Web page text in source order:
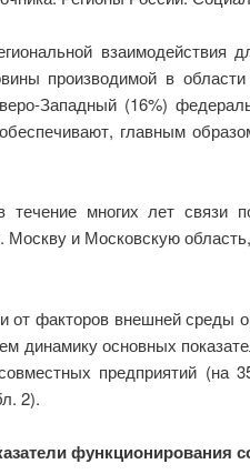
производимой в
Западный (16%)
главным
многих лет связи
Москву и Московскую
от факторов внешней среды
динамику основных
предприятий
2).
функционирования